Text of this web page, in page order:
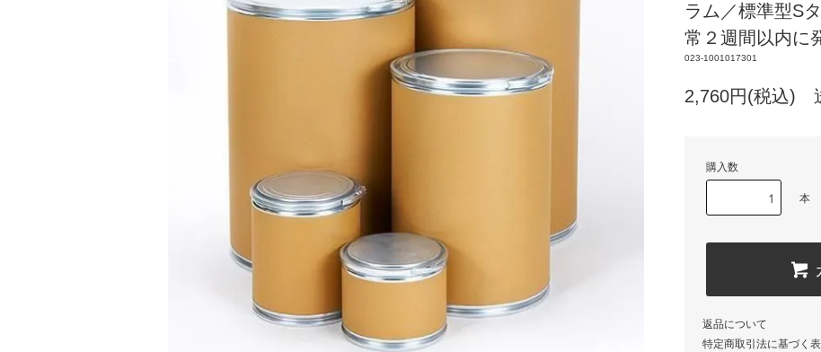
ラム／標準型S
常２週間以内に
023-1001017301
2,760円(税込)
購入数
本
返品について
特定商取引法に基づく